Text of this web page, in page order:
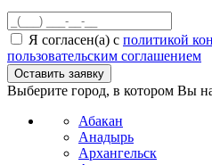
Я согласен(а) с политикой
пользовательским соглашением
Выберите город, в котором Вы
Абакан
Анадырь
Архангельск